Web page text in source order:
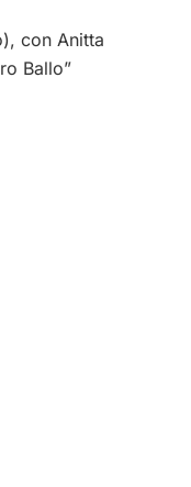
con Anitta
Ballo”